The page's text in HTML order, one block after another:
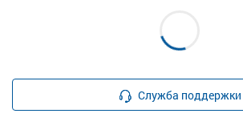
Служба поддержки